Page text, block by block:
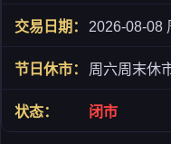
2026-08-08
周六周末休
闭市